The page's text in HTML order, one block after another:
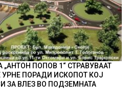
„АНТОН ПОПОВ 1“ СТРАВУВААТ
УРНЕ ПОРАДИ ИСКОПОТ КОЈ
ЗА ВЛЕЗ ВО ПОДЗЕМНАТА